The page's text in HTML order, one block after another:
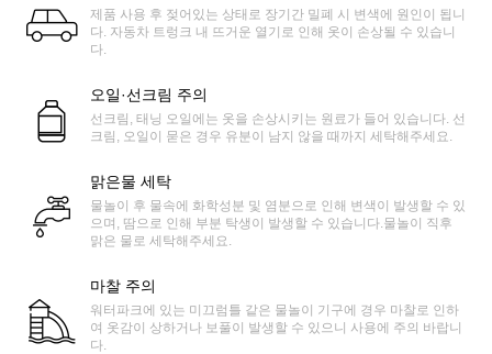
제품 사용 후 젖어있는 상태로 장기간 밀폐 시 변색에 원인이 됩니
다. 자동차 트렁크 내 뜨거운 열기로 인해 옷이 손상될 수 있습니
다.
오일·선크림 주의
선크림, 태닝 오일에는 옷을 손상시키는 원료가 들어 있습니다. 선
크림, 오일이 묻은 경우 유분이 남지 않을 때까지 세탁해주세요.
맑은물 세탁
물놀이 후 물속에 화학성분 및 염분으로 인해 변색이 발생할 수 있
으며, 땀으로 인해 부분 탁생이 발생할 수 있습니다.물놀이 직후
맑은 물로 세탁해주세요.
마찰 주의
워터파크에 있는 미끄럼틀 같은 물놀이 기구에 경우 마찰로 인하
여 옷감이 상하거나 보풀이 발생할 수 있으니 사용에 주의 바랍니
다.